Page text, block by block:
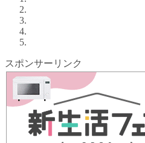
スポンサーリンク